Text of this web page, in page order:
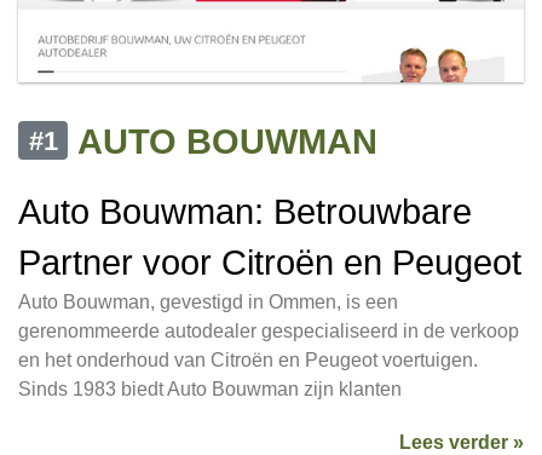
#1
AUTO BOUWMAN
Auto Bouwman: Betrouwbare
Partner voor Citroën en Peugeot
Auto Bouwman, gevestigd in Ommen, is een
gerenommeerde autodealer gespecialiseerd in de verkoop
en het onderhoud van Citroën en Peugeot voertuigen.
Sinds 1983 biedt Auto Bouwman zijn klanten
Lees verder »